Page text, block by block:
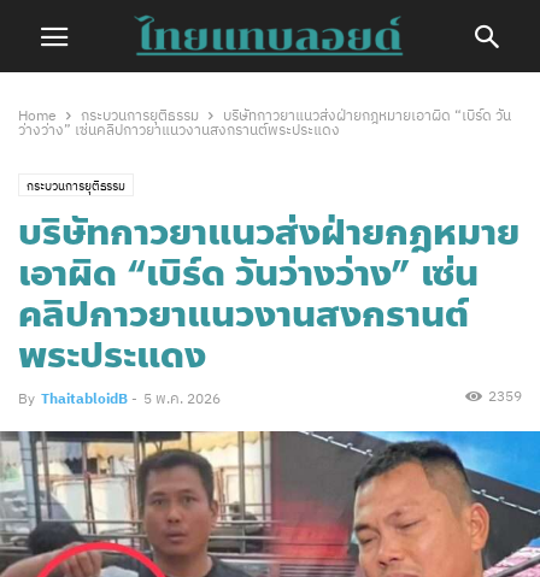
Home กระบวนการยุติธรรม
บริษัทกาวยาแนวส่งฝ่ายกฎหมายเอาผิด “เบิร์ด วัน
ว่างว่าง” เซ่นคลิปกาวยาแนวงานสงกรานต์พระประแดง
กระบวนการยุติธรรม
บริษัทกาวยาแนวส่งฝ่ายกฎหมาย
เอาผิด “เบิร์ด วันว่างว่าง” เซ่น
คลิปกาวยาแนวงานสงกรานต์
พระประแดง
By ThaitabloidB - 5 พ.ค. 2026 2359